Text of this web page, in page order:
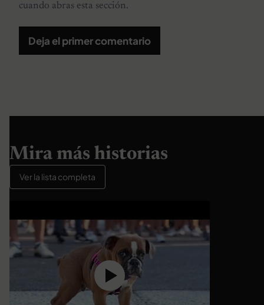
cuando abras esta sección.
Deja el primer comentario
Mira más historias
Ver la lista completa